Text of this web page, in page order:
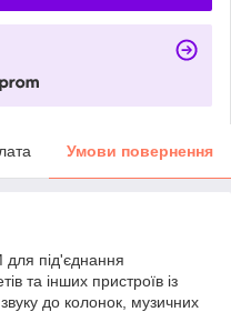
Умови повернення
під'єднання
та інших пристроїв із
до колонок, музичних